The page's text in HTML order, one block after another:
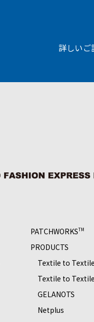
詳しいご
PATCHWORKSTM
PRODUCTS
Textile to Textile
Textile to
GELANOTS
Netplus